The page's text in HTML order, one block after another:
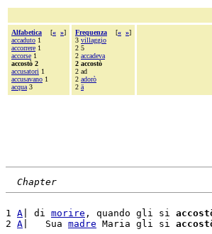
Alfabetica [« »]
accaduto 1
accorrere 1
accorse 1
accostò 2
accusatori 1
accusavano 1
acqua 3
Frequenza [« »]
3 villaggio
2 5
2 accadeva
2 accostò
2 ad
2 adorò
2 ä
Chapter
1 A | di morire , quando gli si
2 A |   Sua madre Maria gli si